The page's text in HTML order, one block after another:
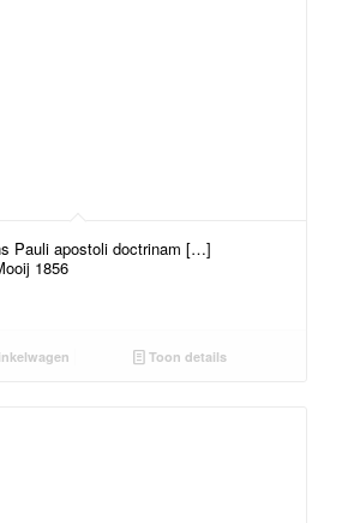
Pauli apostoli doctrinam […]
1856
Toon details